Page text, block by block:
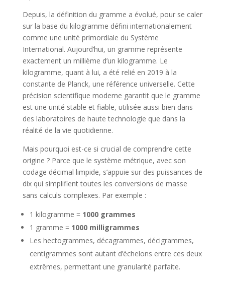
Depuis, la définition du gramme a évolué, pour se caler
sur la base du kilogramme défini internationalement
comme une unité primordiale du Système
International. Aujourd’hui, un gramme représente
exactement un millième d’un kilogramme. Le
kilogramme, quant à lui, a été relié en 2019 à la
constante de Planck, une référence universelle. Cette
précision scientifique moderne garantit que le gramme
est une unité stable et fiable, utilisée aussi bien dans
des laboratoires de haute technologie que dans la
réalité de la vie quotidienne.
Mais pourquoi est-ce si crucial de comprendre cette
origine ? Parce que le système métrique, avec son
codage décimal limpide, s’appuie sur des puissances de
dix qui simplifient toutes les conversions de masse
sans calculs complexes. Par exemple :
1 kilogramme = 1000 grammes
1 gramme = 1000 milligrammes
Les hectogrammes, décagrammes, décigrammes,
centigrammes sont autant d’échelons entre ces deux
extrêmes, permettant une granularité parfaite.